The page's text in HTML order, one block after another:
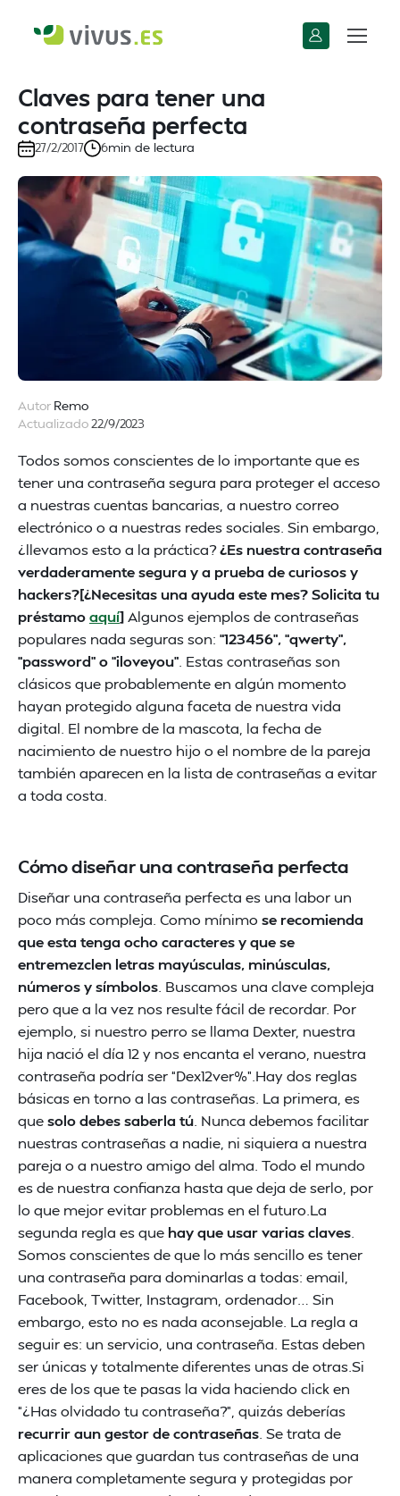
Claves para tener una
contraseña perfecta
27/2/2017 6min de lectura
Autor Remo
Actualizado22/9/2023
Todos somos conscientes de lo importante que es
tener una contraseña segura para proteger el acceso
a nuestras cuentas bancarias, a nuestro correo
electrónico o a nuestras redes sociales. Sin embargo,
¿llevamos esto a la práctica?¿Es nuestra contraseña
verdaderamente segura y a prueba de curiosos y
hackers?[¿Necesitas una ayuda este mes? Solicita tu
préstamoaquí]Algunos ejemplos de contraseñas
populares nada seguras son: “123456”, “qwerty”,
“password” o “iloveyou”. Estas contraseñas son
clásicos que probablemente en algún momento
hayan protegido alguna faceta de nuestra vida
digital. El nombre de la mascota, la fecha de
nacimiento de nuestro hijo o el nombre de la pareja
también aparecen en la lista de contraseñas a evitar
a toda costa.
Cómo diseñar una contraseña perfecta
Diseñar una contraseña perfecta es una labor un
poco más compleja. Como mínimo se recomienda
que esta tenga ocho caracteres y que se
entremezclen letras mayúsculas, minúsculas,
números y símbolos. Buscamos una clave compleja
pero que a la vez nos resulte fácil de recordar. Por
ejemplo, si nuestro perro se llama Dexter, nuestra
hija nació el día 12 y nos encanta el verano, nuestra
contraseña podría ser “Dex12ver%”.Hay dos reglas
básicas en torno a las contraseñas. La primera, es
quesolo debes saberla tú. Nunca debemos facilitar
nuestras contraseñas a nadie, ni siquiera a nuestra
pareja o a nuestro amigo del alma. Todo el mundo
es de nuestra confianza hasta que deja de serlo, por
lo que mejor evitar problemas en el futuro.La
segunda regla es que hay que usar varias claves.
Somos conscientes de que lo más sencillo es tener
una contraseña para dominarlas a todas: email,
Facebook, Twitter, Instagram, ordenador… Sin
embargo, esto no es nada aconsejable. La regla a
seguir es: un servicio, una contraseña. Estas deben
ser únicas y totalmente diferentes unas de otras.Si
eres de los que te pasas la vida haciendo click en
“¿Has olvidado tu contraseña?”, quizás deberías
recurrir aun gestor de contraseñas. Se trata de
aplicaciones que guardan tus contraseñas de una
manera completamente segura y protegidas por